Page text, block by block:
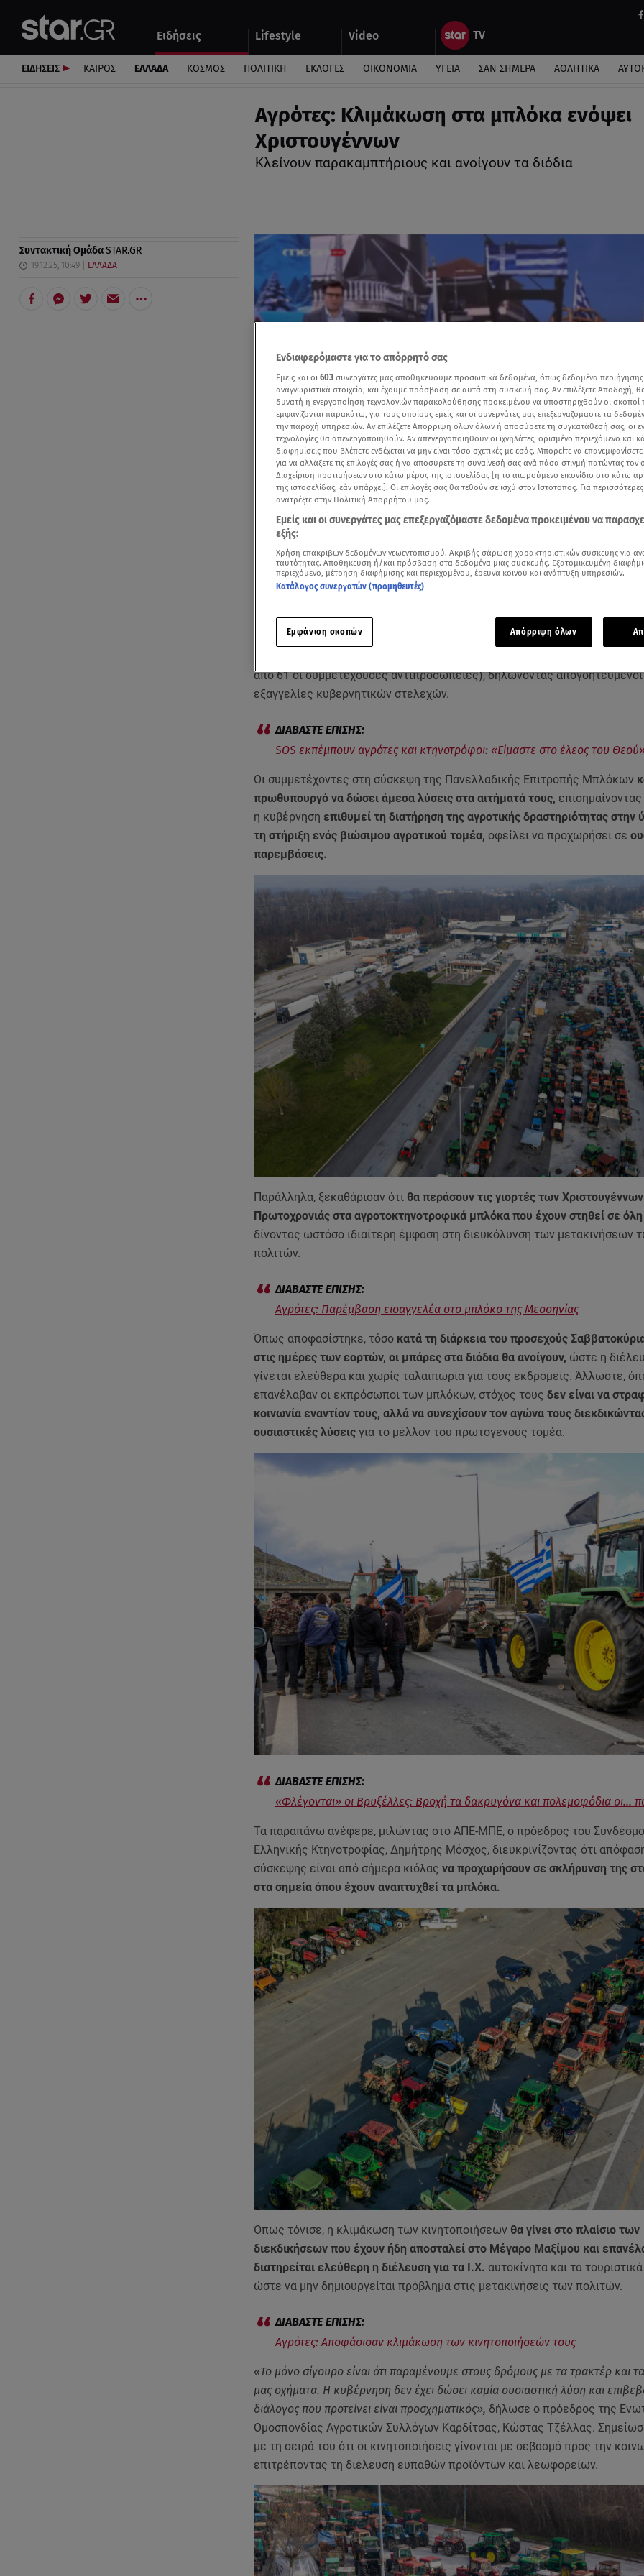
Ειδήσεις Lifestyle Video
Αυτοκίνητο
ΕΙΔΗΣΕΙΣ ΚΑΙΡΟΣ ΕΛΛΑΔΑ ΚΟΣΜΟΣ ΠΟΛΙΤΙΚΗ ΕΚΛΟΓΕΣ ΟΙΚΟΝΟΜΙΑ ΥΓΕΙΑ ΣΑΝ ΣΗΜΕΡΑ ΑΘΛΗΤΙΚΑ
Αγρότες: Κλιμάκωση στα μπλόκα ενόψει
Χριστουγέννων
Κλείνουν παρακαμπτήριους και ανοίγουν τα διόδια
Συντακτική ΟμάδαSTAR.GR
19.12.25, 10:49 ΕΛΛΑΔΑ
Δείτε περισσότερα άρθρα μας στα αποτελέσματα αναζήτησης
Ακούστε το άρθρο3:13λεπτά
Μήνυμα για συνέχιση αλλά και περαιτέρω κλιμάκωσης των
αγρότες, κτηνοτρόφοι, αλιείς και μελισσοκόμοι που συμμετείχαν στη
από 61 οι συμμετέχουσες αντιπροσωπείες), δηλώνοντας απογοητευμένοι
εξαγγελίες κυβερνητικών στελεχών.
SOS εκπέμπουν αγρότες και κτηνοτρόφοι: «Είμαστε στο έλεος του
Οι συμμετέχοντες στη σύσκεψη της Πανελλαδικής Επιτροπής Μπλόκων
πρωθυπουργό να δώσει άμεσα λύσεις στα αιτήματά τους,
η κυβέρνηση επιθυμεί τη διατήρηση της αγροτικής δραστηριότητας στην
τη στήριξη ενός βιώσιμου αγροτικού τομέα, οφείλει να προχωρήσει σε
παρεμβάσεις.
Παράλληλα, ξεκαθάρισαν ότιθα περάσουν τις γιορτές των Χριστουγέννων
Πρωτοχρονιάς στα αγροτοκτηνοτροφικά μπλόκα που έχουν στηθεί σε
δίνοντας ωστόσο ιδιαίτερη έμφαση στη διευκόλυνση των μετακινήσεων
πολιτών.
Αγρότες: Παρέμβαση εισαγγελέα στο μπλόκο της Μεσσηνίας
Όπως αποφασίστηκε, τόσο κατά τη διάρκεια του προσεχούς
στις ημέρες των εορτών, οι μπάρες στα διόδια θα ανοίγουν, ώστε η
γίνεται ελεύθερα και χωρίς ταλαιπωρία για τους εκδρομείς. Άλλωστε,
επανέλαβαν οι εκπρόσωποι των μπλόκων, στόχος τους δεν είναι να
κοινωνία εναντίον τους, αλλά να συνεχίσουν τον αγώνα τους
ουσιαστικές λύσεις για το μέλλον του πρωτογενούς τομέα.
«Φλέγονται» οι Βρυξέλλες: Βροχή τα δακρυγόνα και πολεμοφόδια οι...
Τα παραπάνω ανέφερε, μιλώντας στο ΑΠΕ-ΜΠΕ, ο πρόεδρος του
Ελληνικής Κτηνοτροφίας, Δημήτρης Μόσχος, διευκρινίζοντας ότι
σύσκεψης είναι από σήμερα κιόλας να προχωρήσουν σε σκλήρυνση της
στα σημεία όπου έχουν αναπτυχθεί τα μπλόκα.
Όπως τόνισε, η κλιμάκωση των κινητοποιήσεωνθα γίνει στο πλαίσιο των
διεκδικήσεων που έχουν ήδη αποσταλεί στο Μέγαρο Μαξίμου και
διατηρείται ελεύθερη η διέλευση για τα Ι.Χ. αυτοκίνητα και τα
ώστε να μην δημιουργείται πρόβλημα στις μετακινήσεις των πολιτών.
Αγρότες: Αποφάσισαν κλιμάκωση των κινητοποιήσεών τους
«Το μόνο σίγουρο είναι ότι παραμένουμε στους δρόμους με τα τρακτέρ και
μας οχήματα. Η κυβέρνηση δεν έχει δώσει καμία ουσιαστική λύση και
διάλογος που προτείνει είναι προσχηματικός», δήλωσε ο πρόεδρος της
Ομοσπονδίας Αγροτικών Συλλόγων Καρδίτσας, Κώστας Τζέλλας.
με τη σειρά του ότι οι κινητοποιήσεις γίνονται με σεβασμό προς την
επιτρέποντας τη διέλευση ευπαθών προϊόντων και λεωφορείων.
Ενδιαφερόμαστε για το απόρρητό σας
Εμείς και οι 603 συνεργάτες μας αποθηκεύουμε προσωπικά δεδομένα, όπως δεδομένα
αναγνωριστικά στοιχεία, και έχουμε πρόσβαση σε αυτά στη συσκευή σας. Αν επιλέξετε Αποδοχή,
δυνατή η ενεργοποίηση τεχνολογιών παρακολούθησης προκειμένου να υποστηριχθούν οι σκοποί
εμφανίζονται παρακάτω, για τους οποίους εμείς και οι συνεργάτες μας επεξεργαζόμαστε τα
την παροχή υπηρεσιών. Αν επιλέξετε Απόρριψη όλων όλων ή αποσύρετε τη συγκατάθεσή σας, οι
τεχνολογίες θα απενεργοποιηθούν. Αν απενεργοποιηθούν οι ιχνηλάτες, ορισμένο περιεχόμενο και
διαφημίσεις που βλέπετε ενδέχεται να μην είναι τόσο σχετικές με εσάς. Μπορείτε να
για να αλλάξετε τις επιλογές σας ή να αποσύρετε τη συναίνεσή σας ανά πάσα στιγμή πατώντας τον
Διαχείριση προτιμήσεων στο κάτω μέρος της ιστοσελίδας [ή το αιωρούμενο εικονίδιο στο κάτω
της ιστοσελίδας, εάν υπάρχει]. Οι επιλογές σας θα τεθούν σε ισχύ στον Ιστότοπος. Για
ανατρέξτε στην Πολιτική Απορρήτου μας.
Εμείς και οι συνεργάτες μας επεξεργαζόμαστε δεδομένα προκειμένου να
εξής:
Χρήση επακριβών δεδομένων γεωεντοπισμού. Ακριβής σάρωση χαρακτηριστικών συσκευής για
ταυτότητας. Αποθήκευση ή/και πρόσβαση στα δεδομένα μιας συσκευής. Εξατομικευμένη
περιεχόμενο, μέτρηση διαφήμισης και περιεχομένου, έρευνα κοινού και ανάπτυξη υπηρεσιών.
Κατάλογος συνεργατών (προμηθευτές)
Εμφάνιση σκοπών Απόρριψη όλων